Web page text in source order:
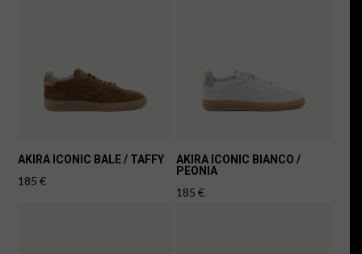
AKIRA ICONIC BALE / TAFFY
185 €
AKIRA ICONIC BIANCO /
PEONIA
185€